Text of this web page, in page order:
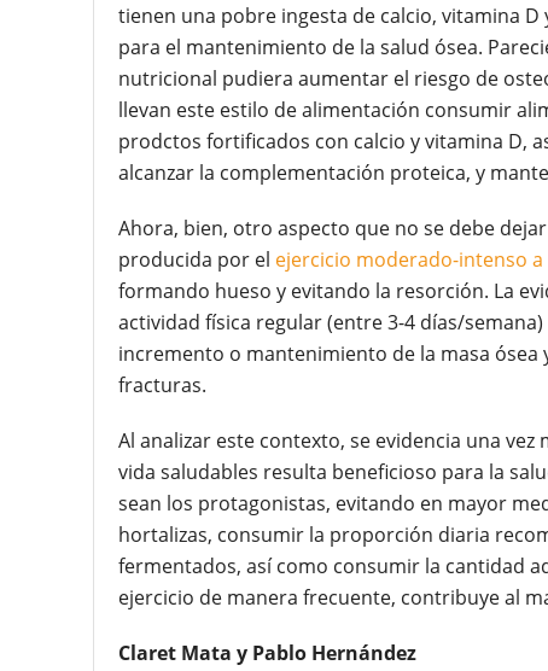
tienen una pobre ingesta de calcio, vitamina
para el mantenimiento de la salud ósea.
nutricional pudiera aumentar el riesgo de
llevan este estilo de alimentación consumir
prodctos fortificados con calcio y vitamina D,
alcanzar la complementación proteica, y
Ahora, bien, otro aspecto que no se debe
producida por el ejercicio moderado-intenso
formando hueso y evitando la resorción. La
actividad física regular (entre 3-4 días/
incremento o mantenimiento de la masa
fracturas.
Al analizar este contexto, se evidencia una
vida saludables resulta beneficioso para la
sean los protagonistas, evitando en mayor
hortalizas, consumir la proporción diaria
fermentados, así como consumir la cantidad
ejercicio de manera frecuente, contribuye al
Claret Mata y Pablo Hernández